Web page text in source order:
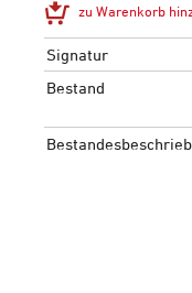
zu Warenkorb
Signatur
Bestand
Bestandesbeschrieb